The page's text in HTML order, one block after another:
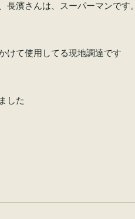
濱さんは、スーパーマンです。
けて使用してる現地調達です
した